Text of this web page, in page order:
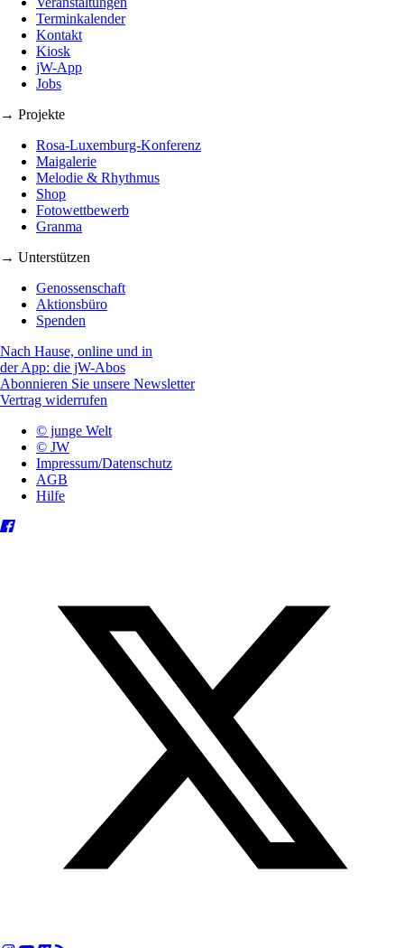
Terminkalender
Kontakt
Kiosk
jW-App
Jobs
→ Projekte
Rosa-Luxemburg-Konferenz
Maigalerie
Melodie & Rhythmus
Shop
Fotowettbewerb
Granma
→ Unterstützen
Genossenschaft
Aktionsbüro
Spenden
Nach Hause, online und in
der App: die jW-Abos
Abonnieren Sie unsere Newsletter
Vertrag widerrufen
© junge Welt
© JW
Impressum/Datenschutz
AGB
Hilfe